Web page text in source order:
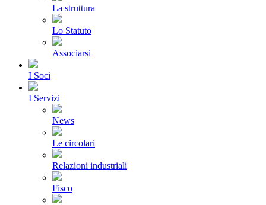
La struttura
Lo Statuto
Associarsi
I Soci
I Servizi
News
Le circolari
Relazioni industriali
Fisco